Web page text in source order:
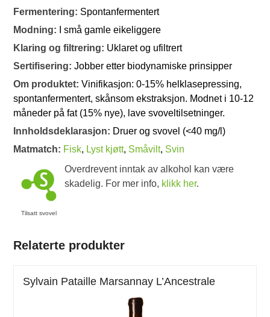
Fermentering: Spontanfermentert
Modning:
I små gamle eikeliggere
Klaring og filtrering: Uklaret og ufiltrert
Sertifisering:Jobber etter biodynamiske prinsipper
Om produktet:Vinifikasjon: 0-15% helklasepressing,
spontanfermentert, skånsom ekstraksjon. Modnet i 10-12
måneder på fat (15% nye), lave svoveltilsetninger.
Innholdsdeklarasjon: Druer og svovel (<40 mg/l)
Matmatch: Fisk, Lyst kjøtt, Småvilt, Svin
Tilsatt svovel
Overdrevent inntak av alkohol kan være
skadelig. For mer info, klikk her.
Relaterte produkter
Sylvain Pataille Marsannay L’Ancestrale